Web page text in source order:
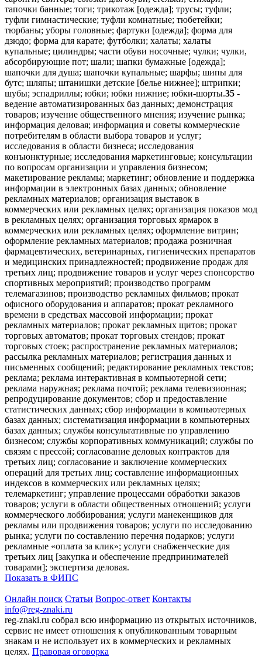
тапочки банные; тоги; трикотаж [одежда]; трусы; туфли;
туфли гимнастические; туфли комнатные; тюбетейки;
тюрбаны; уборы головные; фартуки [одежда]; форма для
дзюдо; форма для карате; футболки; халаты; халаты
купальные; цилиндры; части обуви носочные; чулки; чулки,
абсорбирующие пот; шали; шапки бумажные [одежда];
шапочки для душа; шапочки купальные; шарфы; шипы для
бутс; шляпы; штанишки детские [белье нижнее]; штрипки;
шубы; эспадриллы; юбки; юбки нижние; юбки-шорты.35 -
ведение автоматизированных баз данных; демонстрация
товаров; изучение общественного мнения; изучение рынка;
информация деловая; информация и советы коммерческие
потребителям в области выбора товаров и услуг;
исследования в области бизнеса; исследования
конъюнктурные; исследования маркетинговые; консультации
по вопросам организации и управления бизнесом;
макетирование рекламы; маркетинг; обновление и поддержка
информации в электронных базах данных; обновление
рекламных материалов; организация выставок в
коммерческих или рекламных целях; организация показов мод
в рекламных целях; организация торговых ярмарок в
коммерческих или рекламных целях; оформление витрин;
оформление рекламных материалов; продажа розничная
фармацевтических, ветеринарных, гигиенических препаратов
и медицинских принадлежностей; продвижение продаж для
третьих лиц; продвижение товаров и услуг через спонсорство
спортивных мероприятий; производство программ
телемагазинов; производство рекламных фильмов; прокат
офисного оборудования и аппаратов; прокат рекламного
времени в средствах массовой информации; прокат
рекламных материалов; прокат рекламных щитов; прокат
торговых автоматов; прокат торговых стендов; прокат
торговых стоек; распространение рекламных материалов;
рассылка рекламных материалов; регистрация данных и
письменных сообщений; редактирование рекламных текстов;
реклама; реклама интерактивная в компьютерной сети;
реклама наружная; реклама почтой; реклама телевизионная;
репродуцирование документов; сбор и предоставление
статистических данных; сбор информации в компьютерных
базах данных; систематизация информации в компьютерных
базах данных; службы консультативные по управлению
бизнесом; службы корпоративных коммуникаций; службы по
связям с прессой; согласование деловых контрактов для
третьих лиц; согласование и заключение коммерческих
операций для третьих лиц; составление информационных
индексов в коммерческих или рекламных целях;
телемаркетинг; управление процессами обработки заказов
товаров; услуги в области общественных отношений; услуги
коммерческого лоббирования; услуги манекенщиков для
рекламы или продвижения товаров; услуги по исследованию
рынка; услуги по составлению перечня подарков; услуги
рекламные «оплата за клик»; услуги снабженческие для
третьих лиц [закупка и обеспечение предпринимателей
товарами]; экспертиза деловая.
Показать в ФИПС
Онлайн поиск Статьи Вопрос-ответ Контакты
info@reg-znaki.ru
reg-znaki.ru собрал всю информацию из открытых источников,
сервис не имеет отношения к опубликованным товарным
знакам и не использует их в коммерческих и рекламных
целях. Правовая оговорка